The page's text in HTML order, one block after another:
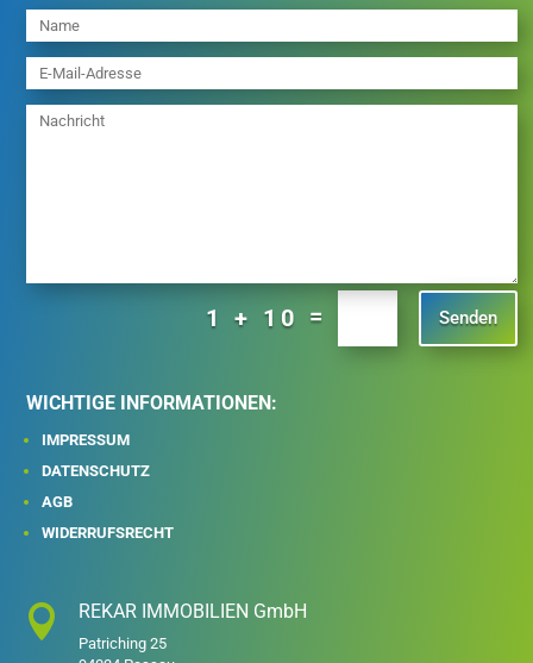
1 + 10 = Senden
WICHTIGE INFORMATIONEN:
IMPRESSUM
DATENSCHUTZ
AGB
WIDERRUFSRECHT
 REKAR IMMOBILIEN GmbH
Patriching 25